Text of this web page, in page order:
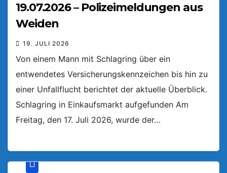
19.07.2026 – Polizeimeldungen aus
Weiden
19. JULI 2026
Von einem Mann mit Schlagring über ein
entwendetes Versicherungskennzeichen bis hin zu
einer Unfallflucht berichtet der aktuelle Überblick.
Schlagring in Einkaufsmarkt aufgefunden Am
Freitag, den 17. Juli 2026, wurde der…